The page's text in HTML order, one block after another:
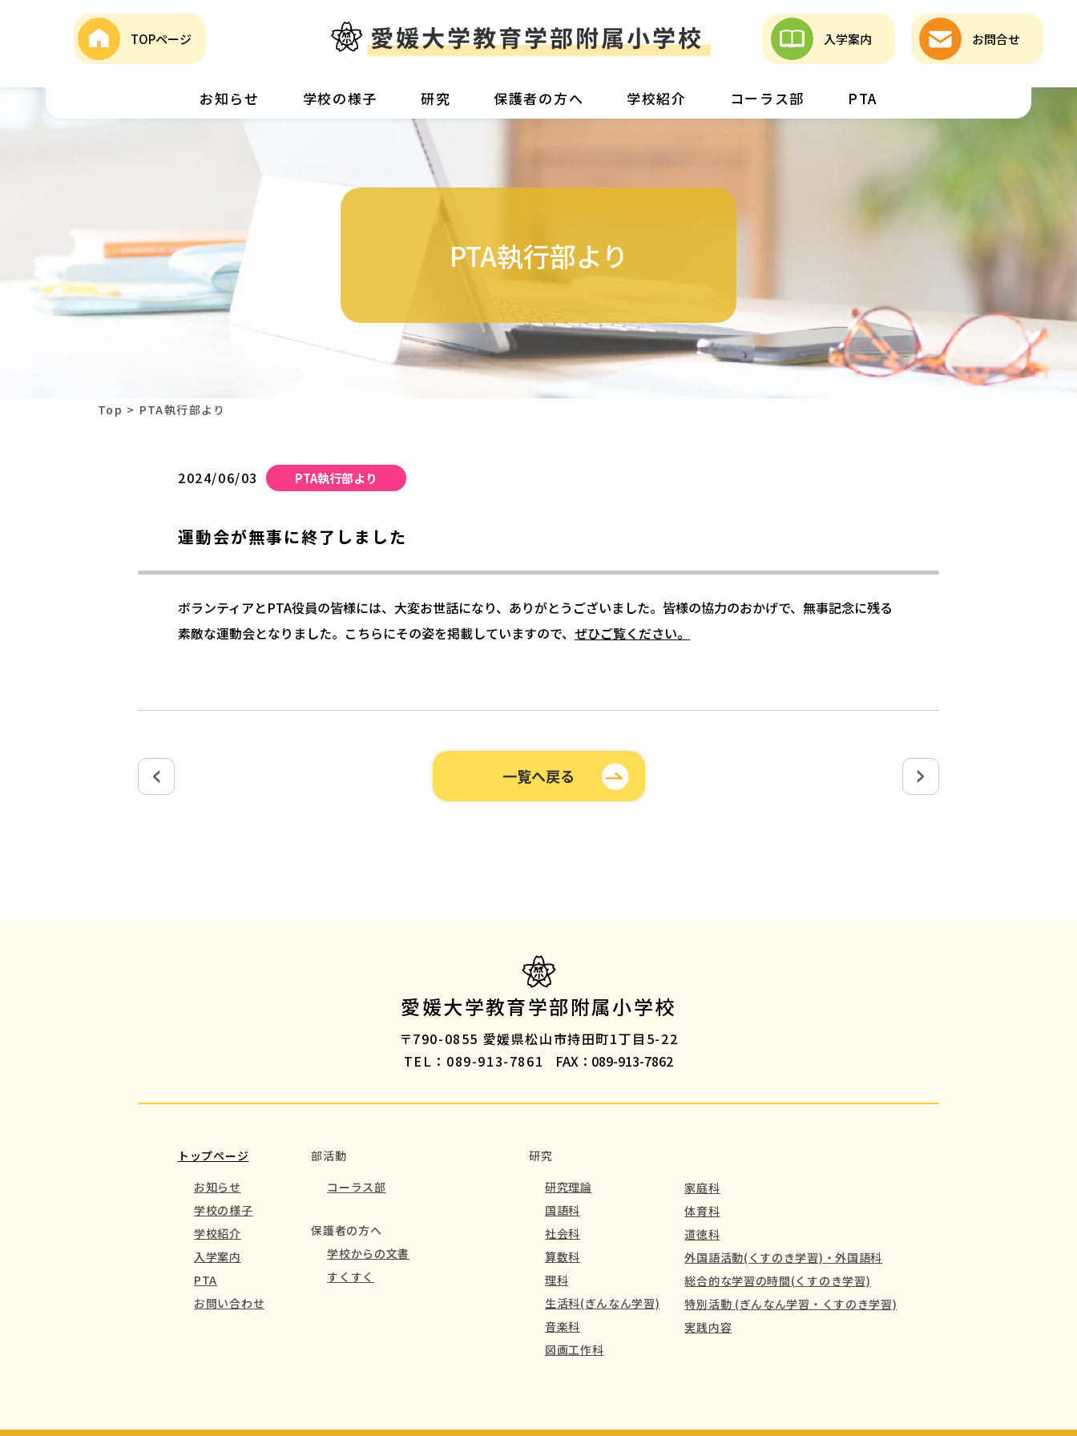
TOPページ 入学案内 お問合せ
お知らせ 学校の様子 研究 保護者の方へ 学校紹介 コーラス部 PTA
PTA執行部より
Top PTA執行部より
2024/06/03 PTA執行部より
運動会が無事に終了しました
ボランティアとPTA役員の皆様には、大変お世話になり、ありがとうございました。皆様の協力のおかげで、無事記念に残る
素敵な運動会となりました。こちらにその姿を掲載していますので、 ぜひご覧ください。
一覧へ戻る
愛媛大学教育学部附属小学校
〒790-0855 愛媛県松山市持田町1丁目5-22
TEL：089-913-7861
FAX：089-913-7862
トップページ
お知らせ
学校の様子
学校紹介
入学案内
PTA
お問い合わせ
部活動
コーラス部
保護者の方へ
学校からの文書
すくすく
研究
研究理論
国語科
社会科
算数科
理科
生活科(ぎんなん学習)
音楽科
図画工作科
家庭科
体育科
道徳科
外国語活動(くすのき学習)・外国語科
総合的な学習の時間(くすのき学習)
特別活動 (ぎんなん学習・くすのき学習)
実践内容